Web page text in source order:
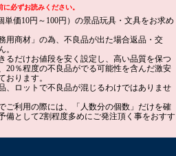
必ずお読みください。
単価10円～100円）の景品玩具・文具をお求め
用商材」の為、不良品が出た場合返品・交
。
るだけお値段を安く設定し、高い品質を保つ
20％程度の不良品がでる可能性を含んだ激安
おります。
、ロットで不良品が混じるわけではありませ
ご利用の際には、「人数分の個数」だけを確
備として2割程度多めにご発注頂く事をおすす